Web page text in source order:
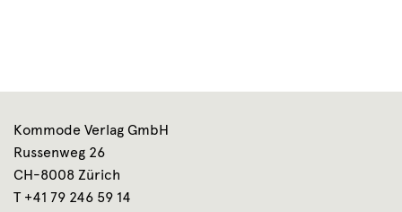
Kommode Verlag GmbH
Russenweg 26
CH-8008 Zürich
T +41 79 246 59 14